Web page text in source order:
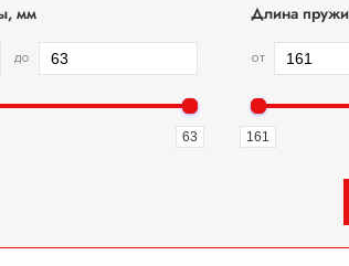
мм
до
63
Длина
от
161